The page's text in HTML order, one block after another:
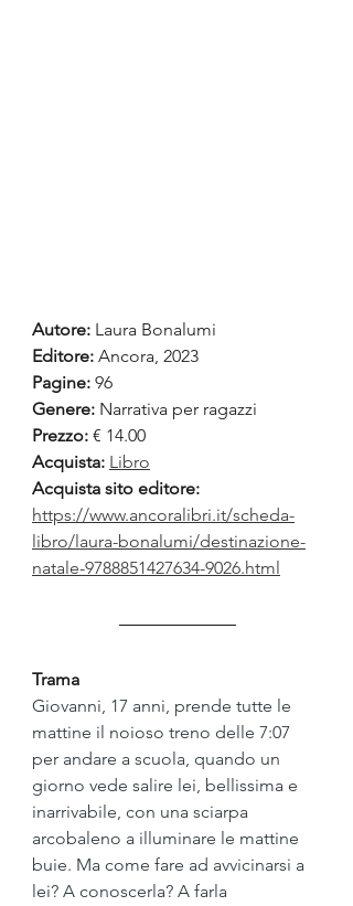
Autore: Laura Bonalumi
Editore: Ancora, 2023
Pagine: 96
Genere: Narrativa per ragazzi
Prezzo: € 14.00
Acquista: Libro
Acquista sito editore:
https://www.ancoralibri.it/scheda-
libro/laura-bonalumi/destinazione-
natale-9788851427634-9026.html
Trama
Giovanni, 17 anni, prende tutte le
mattine il noioso treno delle 7:07
per andare a scuola, quando un
giorno vede salire lei, bellissima e
inarrivabile, con una sciarpa
arcobaleno a illuminare le mattine
buie. Ma come fare ad avvicinarsi a
lei? A conoscerla? A farla